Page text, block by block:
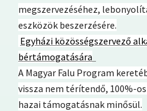
megszervezéséhez,
eszközök beszerzésére.
Egyházi közösségszervező
bértámogatására
A Magyar Falu Program
vissza nem térítendő, 100%-
hazai támogatásnak minősül.